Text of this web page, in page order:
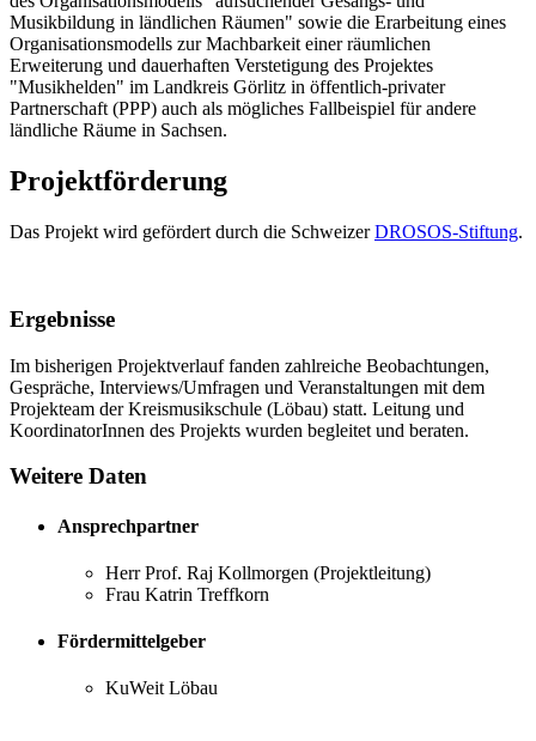
Musikbildung in ländlichen Räumen" sowie die Erarbeitung eines
Organisationsmodells zur Machbarkeit einer räumlichen
Erweiterung und dauerhaften Verstetigung des Projektes
"Musikhelden" im Landkreis Görlitz in öffentlich-privater
Partnerschaft (PPP) auch als mögliches Fallbeispiel für andere
ländliche Räume in Sachsen.
Projektförderung
Das Projekt wird gefördert durch die SchweizerDROSOS-Stiftung.
Ergebnisse
Im bisherigen Projektverlauf fanden zahlreiche Beobachtungen,
Gespräche, Interviews/Umfragen und Veranstaltungen mit dem
Projekteam der Kreismusikschule (Löbau) statt. Leitung und
KoordinatorInnen des Projekts wurden begleitet und beraten.
Weitere Daten
Ansprechpartner
Herr Prof. Raj Kollmorgen (Projektleitung)
Frau Katrin Treffkorn
Fördermittelgeber
KuWeit Löbau